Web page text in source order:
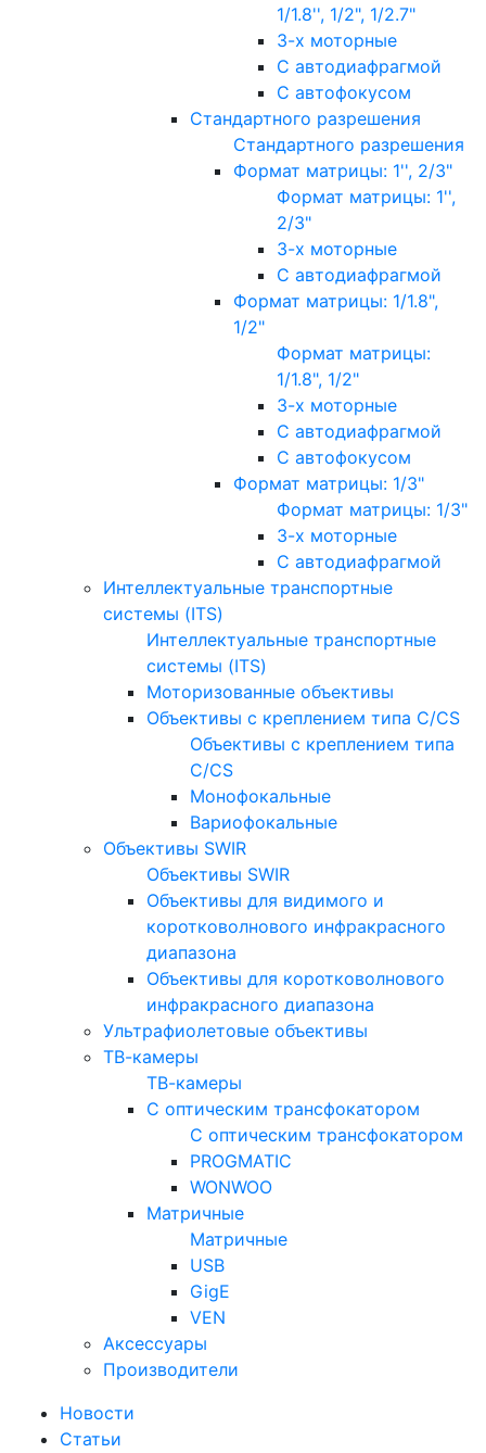
1/1.8'', 1/2", 1/2.7"
3-х моторные
С автодиафрагмой
С автофокусом
Стандартного разрешения
Стандартного разрешения
Формат матрицы: 1'', 2/3"
Формат матрицы: 1'',
2/3"
3-х моторные
С автодиафрагмой
Формат матрицы: 1/1.8",
1/2"
Формат матрицы:
1/1.8", 1/2"
3-х моторные
С автодиафрагмой
С автофокусом
Формат матрицы: 1/3"
Формат матрицы: 1/3"
3-х моторные
С автодиафрагмой
Интеллектуальные транспортные
системы (ITS)
Интеллектуальные транспортные
системы (ITS)
Моторизованные объективы
Объективы с креплением типа C/CS
Объективы с креплением типа
C/CS
Монофокальные
Вариофокальные
Объективы SWIR
Объективы SWIR
Объективы для видимого и
коротковолнового инфракрасного
диапазона
Объективы для коротковолнового
инфракрасного диапазона
Ультрафиолетовые объективы
ТВ-камеры
ТВ-камеры
С оптическим трансфокатором
С оптическим трансфокатором
PROGMATIC
WONWOO
Матричные
Матричные
USB
GigE
VEN
Аксессуары
Производители
Новости
Статьи